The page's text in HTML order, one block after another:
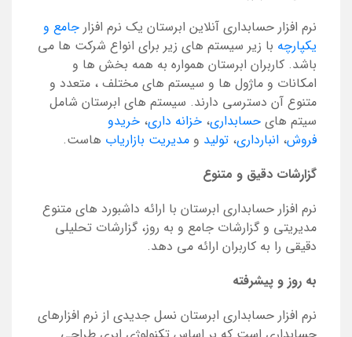
نرم افزار حسابداری آنلاین ابرستان یک نرم افزار جامع و
یکپارچه با زیر سیستم های زیر برای انواع شرکت ها می
باشد. کاربران ابرستان همواره به همه بخش ها و
امکانات و ماژول ها و سیستم های مختلف ، متعدد و
متنوع آن دسترسی دارند. سیستم های ابرستان شامل
سیتم های حسابداری، خزانه داری، خریدو
فروش، انبارداری، تولید و مدیریت بازاریاب هاست.
گزارشات دقیق و متنوع
نرم افزار حسابداری ابرستان با ارائه داشبورد های متنوع
مدیریتی و گزارشات جامع و به روز، گزارشات تحلیلی
دقیقی را به کاربران ارائه می دهد.
به روز و پیشرفته
نرم افزار حسابداری ابرستان نسل جدیدی از نرم افزارهای